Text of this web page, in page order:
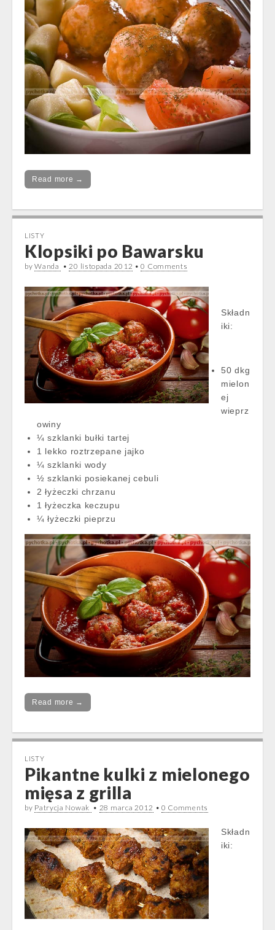
Read more →
LISTY
Klopsiki po Bawarsku
byWanda • 20 listopada 2012 •0 Comments
Składn
iki:
50 dkg
mielon
ej
wieprz
owiny
¼ szklanki bułki tartej
1 lekko roztrzepane jajko
¼ szklanki wody
½ szklanki posiekanej cebuli
2 łyżeczki chrzanu
1 łyżeczka keczupu
¼ łyżeczki pieprzu
Read more →
LISTY
Pikantne kulki z mielonego
mięsa z grilla
by Patrycja Nowak • 28 marca 2012 • 0 Comments
Składn
iki: